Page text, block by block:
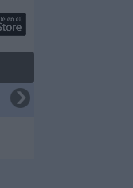
Supercopa de España